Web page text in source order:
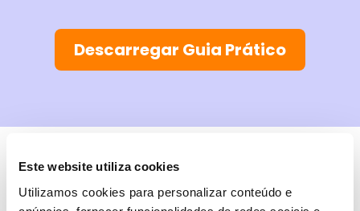
Este website utiliza cookies
Utilizamos cookies para personalizar conteúdo e
Descarregar Guia Prático
Descarregue